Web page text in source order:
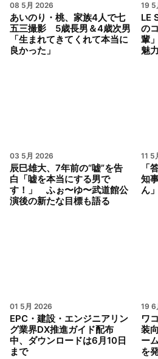
08 5月 2026
あいのり・桃、家族4人で七
五三撮影 5歳長男＆4歳次男
「生まれてきてくれて本当に
良かった」
19 5
LE
の
輩
魅
03 5月 2026
辰巳雄大、7年前の“嘘”を告
白「嘘を本当にする男で
す！」 ふぉ〜ゆ〜武道館公
演後の新たな目標も語る
11 5
「
知
ん
01 5月 2026
EPC・建設・エンジニアリン
グ業界DX推進ガイド配布
中、ダウンロードは6月10日
まで
19 6
ワ
装
ー
を